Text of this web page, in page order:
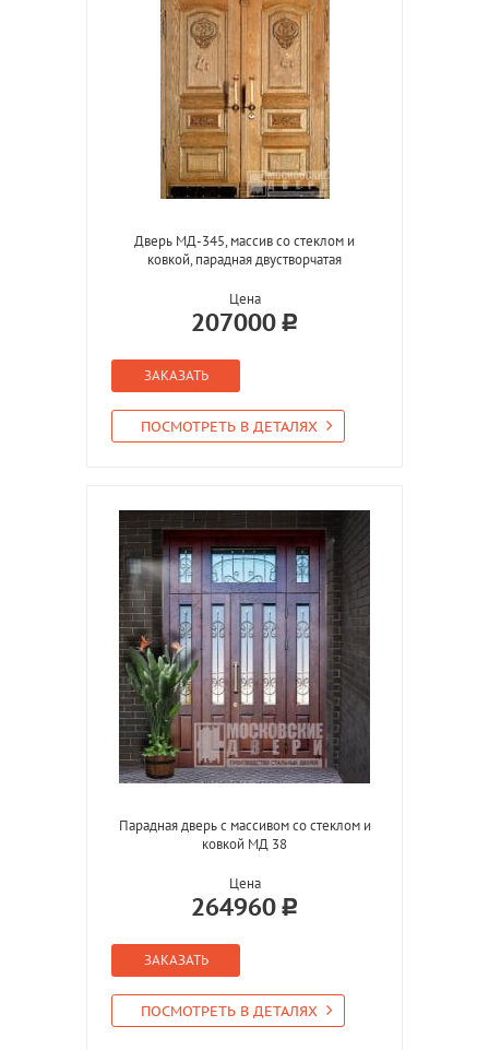
Дверь МД-345, массив со стеклом и
ковкой, парадная двустворчатая
Цена
207000
ЗАКАЗАТЬ
ПОСМОТРЕТЬ В ДЕТАЛЯХ
Парадная дверь с массивом со стеклом и
ковкой МД 38
Цена
264960
ЗАКАЗАТЬ
ПОСМОТРЕТЬ В ДЕТАЛЯХ